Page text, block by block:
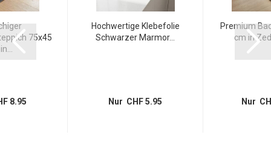
75x45
8.95
Hochwertige Klebefolie
Schwarzer Marmor...
Nur CHF 5.95
Premium
cm in
Nur